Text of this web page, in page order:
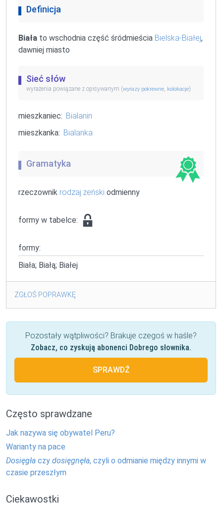
Definicja
Biała to wschodnia część śródmieścia Bielska-Białej,
dawniej miasto
Sieć słów
wyrażenia powiązane z opisywanym (wyrazy pokrewne kolokacje)
mieszkaniec: Bialanin
mieszkanka: Bialanka
Gramatyka
rzeczownik rodzaj żeński odmienny
formy w tabelce:
formy:
Biała; Białą; Białej
ZGŁOŚ POPRAWKĘ
Pozostały wątpliwości? Brakuje czegoś w haśle?
Zobacz, co zyskują abonenci Dobrego słownika.
SPRAWDŹ
Często sprawdzane
Jak nazywa się obywatel Peru?
Warianty na pace
Dosięgła czy dosięgnęła, czyli o odmianie między innymi w
czasie przeszłym
Ciekawostki